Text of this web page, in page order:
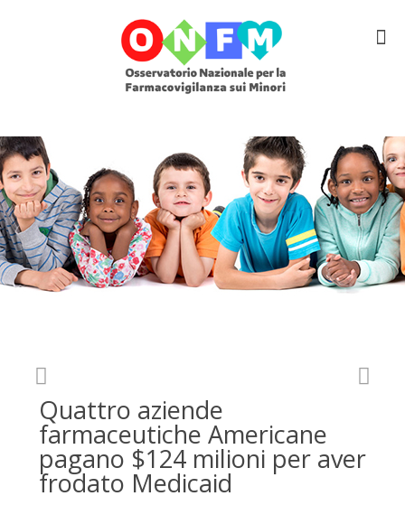
Quattro aziende
farmaceutiche Americane
pagano $124 milioni per aver
frodato Medicaid